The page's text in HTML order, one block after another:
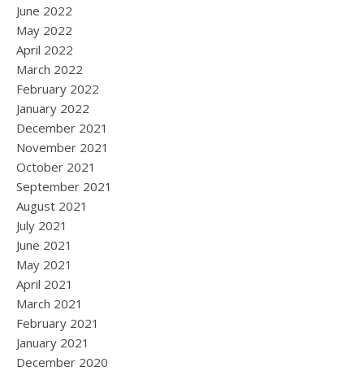
June 2022
May 2022
April 2022
March 2022
February 2022
January 2022
December 2021
November 2021
October 2021
September 2021
August 2021
July 2021
June 2021
May 2021
April 2021
March 2021
February 2021
January 2021
December 2020